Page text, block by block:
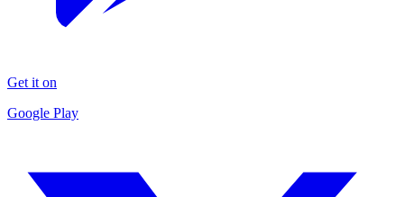
Get it on
Google Play